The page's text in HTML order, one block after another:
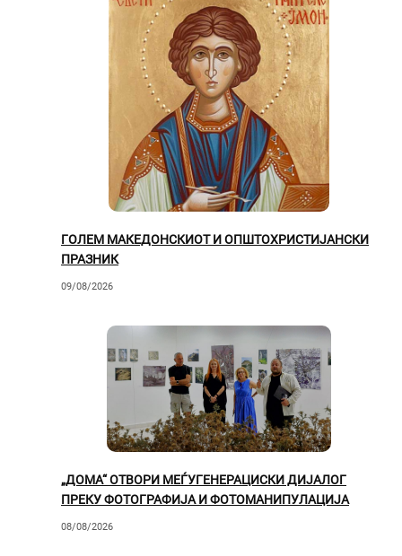
ГОЛЕМ МАКЕДОНСКИОТ И ОПШТОХРИСТИЈАНСКИ
ПРАЗНИК
09/08/2026
„ДОМА“ ОТВОРИ МЕЃУГЕНЕРАЦИСКИ ДИЈАЛОГ
ПРЕКУ ФОТОГРАФИЈА И ФОТОМАНИПУЛАЦИЈА
08/08/2026